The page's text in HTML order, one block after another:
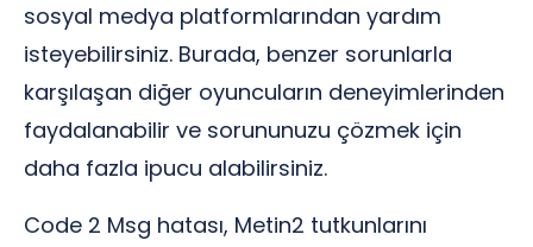
sosyal medya platformlarından yardım
isteyebilirsiniz. Burada, benzer sorunlarla
karşılaşan diğer oyuncuların deneyimlerinden
faydalanabilir ve sorununuzu çözmek için
daha fazla ipucu alabilirsiniz.
Code 2 Msg hatası, Metin2 tutkunlarını